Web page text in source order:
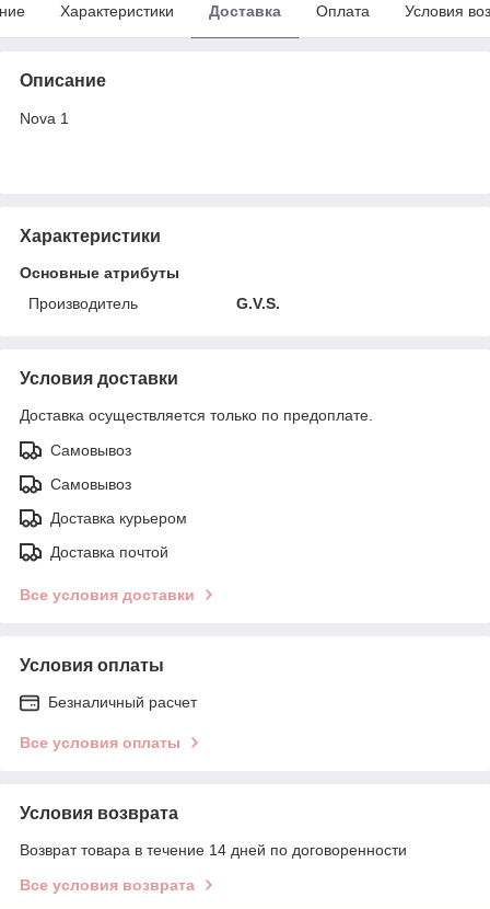
Характеристики Доставка Оплата Условия
Описание
Nova 1
Характеристики
Основные атрибуты
Производитель
G.V.S.
Условия доставки
Доставка осуществляется только по предоплате.
Самовывоз
Самовывоз
Доставка курьером
Доставка почтой
Все условия доставки
Условия оплаты
Безналичный расчет
Все условия оплаты
Условия возврата
Возврат товара в течение 14 дней по договоренности
Все условия возврата